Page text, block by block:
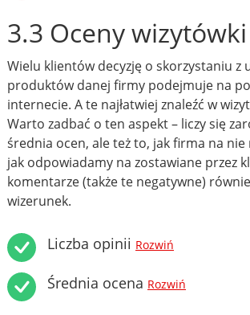
3.3 Oceny
Wielu klientów decyzję o skorzystaniu z
produktów danej firmy podejmuje na
internecie. A te najłatwiej znaleźć w
Warto zadbać o ten aspekt – liczy się
średnia ocen, ale też to, jak firma na nie
jak odpowiadamy na zostawiane przez
komentarze (także te negatywne)
wizerunek.
Liczba opinii Rozwiń
Średnia ocena Rozwiń